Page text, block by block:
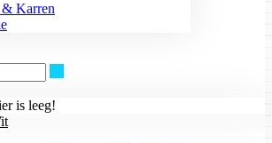
Karren
is leeg!